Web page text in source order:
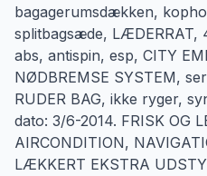
bagagerumsdækken,
splitbagsæde, LÆDERRAT,
abs, antispin, esp, CITY
NØDBREMSE SYSTEM,
RUDER BAG, ikke ryger,
dato: 3/6-2014. FRISK OG
AIRCONDITION,
LÆKKERT EKSTRA